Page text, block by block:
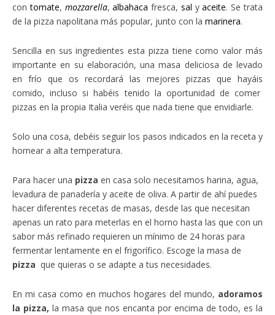
contomate, mozzarella,albahaca fresca, sal yaceite. Se trata
de la pizza napolitana más popular, junto con la marinera.
Sencilla en sus ingredientes esta pizza tiene como valor más
importante en su elaboración, una masa deliciosa de levado
en frío que os recordará las mejores pizzas que hayáis
comido, incluso si habéis tenido la oportunidad de comer
pizzas en la propia Italia veréis que nada tiene que envidiarle.
Solo una cosa, debéis seguir los pasos indicados en la receta y
hornear a alta temperatura.
Para hacer una pizza en casa solo necesitamos harina, agua,
levadura de panadería y aceite de oliva. A partir de ahí puedes
hacer diferentes recetas de masas, desde las que necesitan
apenas un rato para meterlas en el horno hasta las que con un
sabor más refinado requieren un mínimo de 24 horas para
fermentar lentamente en el frigorífico. Escoge la masa de
pizza que quieras o se adapte a tus necesidades.
En mi casa como en muchos hogares del mundo, adoramos
la pizza, la masa que nos encanta por encima de todo, es la